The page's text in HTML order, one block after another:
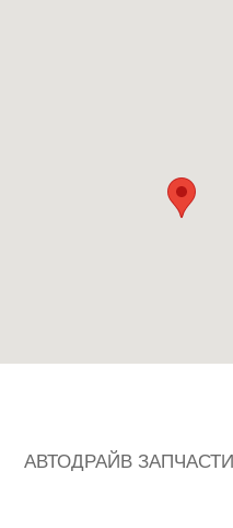
АВТОДРАЙВ ЗАПЧАСТИ